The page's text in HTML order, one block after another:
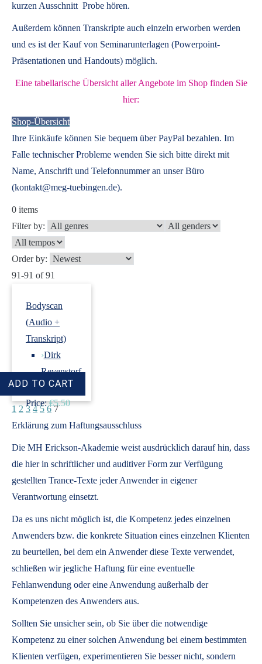
kurzen Ausschnitt Probe hören.
Außerdem können Transkripte auch einzeln erworben werden
und es ist der Kauf von Seminarunterlagen (Powerpoint-
Präsentationen und Handouts) möglich.
Eine tabellarische Übersicht aller Angebote im Shop finden Sie
hier:
Shop-Übersicht
Ihre Einkäufe können Sie bequem über PayPal bezahlen. Im
Falle technischer Probleme wenden Sie sich bitte direkt mit
Name, Anschrift und Telefonnummer an unser Büro
(kontakt@meg-tuebingen.de).
0 items
Filter by:
Order by:
91-91 of 91
Bodyscan
(Audio +
Transkript)
›Dirk
Revenstorf
Price: €5.50
1 2 3 4 5 6 7
Erklärung zum Haftungsausschluss
Die MH Erickson-Akademie weist ausdrücklich darauf hin, dass
die hier in schriftlicher und auditiver Form zur Verfügung
gestellten Trance-Texte jeder Anwender in eigener
Verantwortung einsetzt.
Da es uns nicht möglich ist, die Kompetenz jedes einzelnen
Anwenders bzw. die konkrete Situation eines einzelnen Klienten
zu beurteilen, bei dem ein Anwender diese Texte verwendet,
schließen wir jegliche Haftung für eine eventuelle
Fehlanwendung oder eine Anwendung außerhalb der
Kompetenzen des Anwenders aus.
Sollten Sie unsicher sein, ob Sie über die notwendige
Kompetenz zu einer solchen Anwendung bei einem bestimmten
Klienten verfügen, experimentieren Sie besser nicht, sondern